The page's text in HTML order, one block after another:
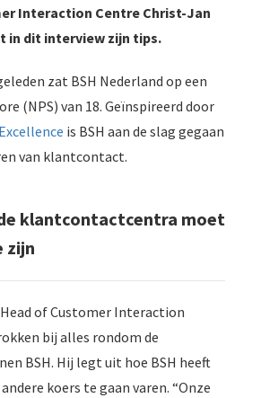
Interaction Centre Christ-Jan
in dit interview zijn tips.
zat BSH Nederland op een
(NPS) van 18. Geïnspireerd door
is BSH aan de slag gegaan
van klantcontact.
de klantcontactcentra moet
zijn
of Customer Interaction
bij alles rondom de
BSH. Hij legt uit hoe BSH heeft
koers te gaan varen. “Onze